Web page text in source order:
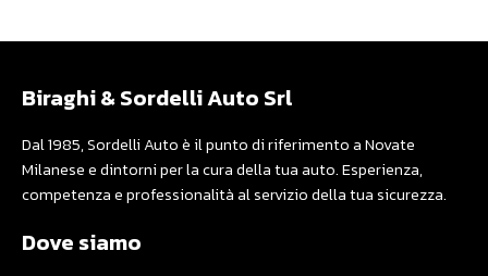
Biraghi & Sordelli Auto Srl
Dal 1985, Sordelli Auto è il punto di riferimento a Novate
Milanese e dintorni per la cura della tua auto. Esperienza,
competenza e professionalità al servizio della tua sicurezza.
Dove siamo